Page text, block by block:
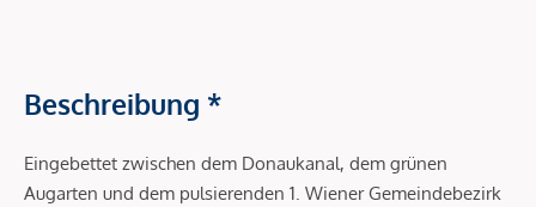
Beschreibung *
Eingebettet zwischen dem Donaukanal, dem grünen
Augarten und dem pulsierenden 1. Wiener Gemeindebezirk